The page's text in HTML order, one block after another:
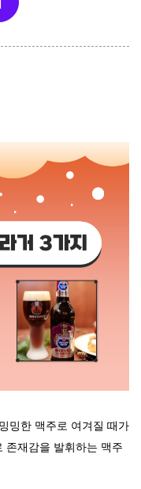
밍한 맥주로 여겨질 때가
존재감을 발휘하는 맥주